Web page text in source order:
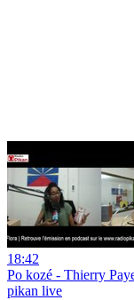
18:42
Po kozé - Thierry
pikan live